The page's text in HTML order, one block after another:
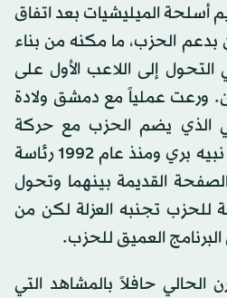
أسلحة الميليشيات بعد اتفاق
الحزب، ما مكنه من بناء
إلى اللاعب الأول على
ورعت عملياً مع دمشق ولادة
الذي يضم الحزب مع حركة
«أمل» التي تولى رئيسها نبيه بري ومنذ عام 1992 رئاسة
القديمة بينهما وتحول
للحزب تجنبه العزلة لكن من
العميق للحزب.
الحالي حافلاً بالمشاهد التي